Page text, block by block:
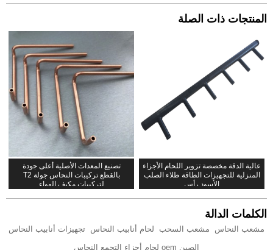
المنتجات ذات الصلة
عالية الدقة مخصصة تزوير اللحام الأجزاء
المنزلية للتجهيزات الطاقة طلاء الصلب
الأسود رأس
تصنيع المعدات الأصلية أعلى جودة
بالقطع تركيبات النحاس جولة T2
لتركيبات مكيف الهواء
الكلمات الدالة
مشعب النحاس مشعب السحب لحام أنابيب النحاس تجهيزات أنابيب النحاس
الصين oem لحام أجزاء التجمع النحاس